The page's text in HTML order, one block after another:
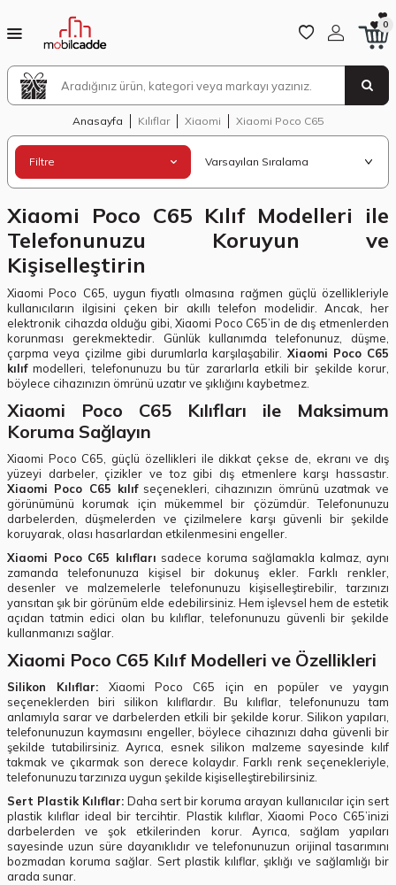
0
Anasayfa Kılıflar Xiaomi Xiaomi Poco C65
Filtre
Xiaomi Poco C65 Kılıf Modelleri ile
Telefonunuzu Koruyun ve
Kişiselleştirin
Xiaomi Poco C65, uygun fiyatlı olmasına rağmen güçlü özellikleriyle
kullanıcıların ilgisini çeken bir akıllı telefon modelidir. Ancak, her
elektronik cihazda olduğu gibi, Xiaomi Poco C65’in de dış etmenlerden
korunması gerekmektedir. Günlük kullanımda telefonunuz, düşme,
çarpma veya çizilme gibi durumlarla karşılaşabilir. Xiaomi Poco C65
kılıfmodelleri, telefonunuzu bu tür zararlarla etkili bir şekilde korur,
böylece cihazınızın ömrünü uzatır ve şıklığını kaybetmez.
Xiaomi Poco C65 Kılıfları ile Maksimum
Koruma Sağlayın
Xiaomi Poco C65, güçlü özellikleri ile dikkat çekse de, ekranı ve dış
yüzeyi darbeler, çizikler ve toz gibi dış etmenlere karşı hassastır.
Xiaomi Poco C65 kılıfseçenekleri, cihazınızın ömrünü uzatmak ve
görünümünü korumak için mükemmel bir çözümdür. Telefonunuzu
darbelerden, düşmelerden ve çizilmelere karşı güvenli bir şekilde
koruyarak, olası hasarlardan etkilenmesini engeller.
Xiaomi Poco C65 kılıfları sadece koruma sağlamakla kalmaz, aynı
zamanda telefonunuza kişisel bir dokunuş ekler. Farklı renkler,
desenler ve malzemelerle telefonunuzu kişiselleştirebilir, tarzınızı
yansıtan şık bir görünüm elde edebilirsiniz. Hem işlevsel hem de estetik
açıdan tatmin edici olan bu kılıflar, telefonunuzu güvenli bir şekilde
kullanmanızı sağlar.
Xiaomi Poco C65 Kılıf Modelleri ve Özellikleri
Silikon Kılıflar: Xiaomi Poco C65 için en popüler ve yaygın
seçeneklerden biri silikon kılıflardır. Bu kılıflar, telefonunuzu tam
anlamıyla sarar ve darbelerden etkili bir şekilde korur. Silikon yapıları,
telefonunuzun kaymasını engeller, böylece cihazınızı daha güvenli bir
şekilde tutabilirsiniz. Ayrıca, esnek silikon malzeme sayesinde kılıf
takmak ve çıkarmak son derece kolaydır. Farklı renk seçenekleriyle,
telefonunuzu tarzınıza uygun şekilde kişiselleştirebilirsiniz.
Sert Plastik Kılıflar: Daha sert bir koruma arayan kullanıcılar için sert
plastik kılıflar ideal bir tercihtir. Plastik kılıflar, Xiaomi Poco C65’inizi
darbelerden ve şok etkilerinden korur. Ayrıca, sağlam yapıları
sayesinde uzun süre dayanıklıdır ve telefonunuzun orijinal tasarımını
bozmadan koruma sağlar. Sert plastik kılıflar, şıklığı ve sağlamlığı bir
arada sunar.